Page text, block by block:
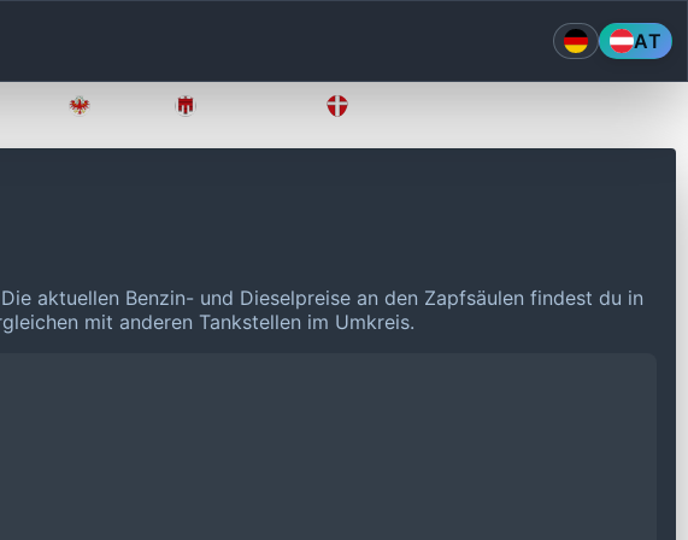
AT
Die aktuellen Benzin- und Dieselpreise an den Zapfsäulen findest du in
mit anderen Tankstellen im Umkreis.